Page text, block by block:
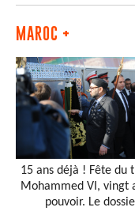
MAROC +
15 ans déjà ! Fête du
Mohammed VI, vingt
pouvoir. Le